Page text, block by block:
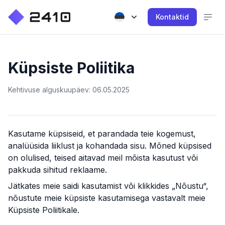
Kontaktid
Küpsiste Poliitika
Kehtivuse alguskuupäev: 06.05.2025
Kasutame küpsiseid, et parandada teie kogemust,
analüüsida liiklust ja kohandada sisu. Mõned küpsised
on olulised, teised aitavad meil mõista kasutust või
pakkuda sihitud reklaame.
Jätkates meie saidi kasutamist või klikkides „Nõustu“,
nõustute meie küpsiste kasutamisega vastavalt meie
Küpsiste Poliitikale.